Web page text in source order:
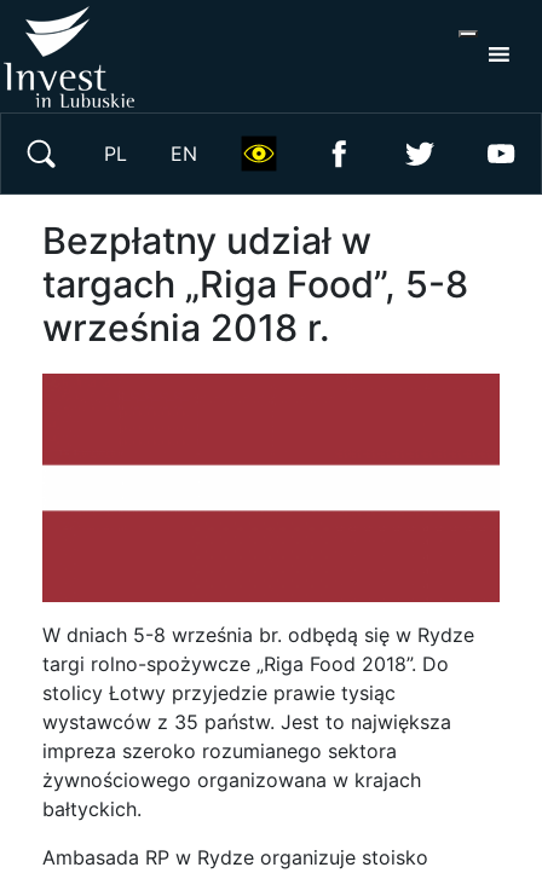
PL EN
Bezpłatny udział w
targach „Riga Food”, 5-8
września 2018 r.
W dniach 5-8 września br. odbędą się w Rydze
targi rolno-spożywcze „Riga Food 2018”. Do
stolicy Łotwy przyjedzie prawie tysiąc
wystawców z 35 państw. Jest to największa
impreza szeroko rozumianego sektora
żywnościowego organizowana w krajach
bałtyckich.
Ambasada RP w Rydze organizuje stoisko
Wyszukaj w serwisie